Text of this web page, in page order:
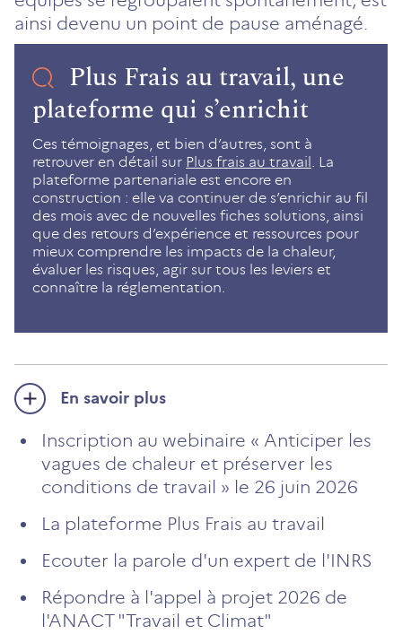
ainsi devenu un point de pause aménagé.
Plus Frais au travail, une
plateforme qui s’enrichit
Ces témoignages, et bien d’autres, sont à
retrouver en détail sur Plus frais au travail . La
plateforme partenariale est encore en
construction : elle va continuer de s’enrichir au fil
des mois avec de nouvelles fiches solutions, ainsi
que des retours d’expérience et ressources pour
mieux comprendre les impacts de la chaleur,
évaluer les risques, agir sur tous les leviers et
connaître la réglementation.
En savoir plus
Inscription au webinaire « Anticiper les
vagues de chaleur et préserver les
conditions de travail » le 26 juin 2026
La plateforme Plus Frais au travail
Ecouter la parole d'un expert de l'INRS
Répondre à l'appel à projet 2026 de
l'ANACT "Travail et Climat"